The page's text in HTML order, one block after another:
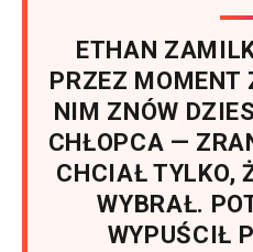
ETHAN
PRZEZ MOMENT
NIM ZNÓW
CHŁOPCA —
CHCIAŁ TYLKO,
WYBRAŁ.
WYPUŚCIŁ